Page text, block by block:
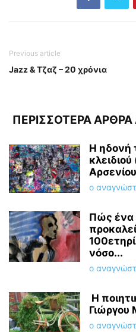
Previous article
Jazz & Τζαζ – 20 χρόνια
ΠΕΡΙΣΣΟΤΕΡΑ
Η ηδονή
ο
Πώς ένα
νόσο...
ο
Η
Γιώργου
ο